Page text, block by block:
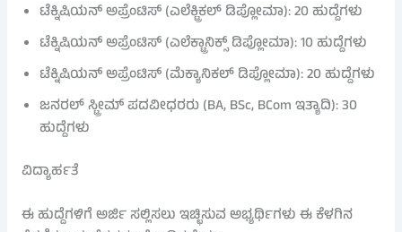
ಟೆಕ್ನಿಷಿಯನ್ ಅಪ್ರೆಂಟಿಸ್ (ಎಲೆಕ್ಟ್ರಿಕಲ್ ಡಿಪ್ಲೋಮಾ): 20 ಹುದ್ದೆಗಳು
ಟೆಕ್ನಿಷಿಯನ್ ಅಪ್ರೆಂಟಿಸ್ (ಎಲೆಕ್ಟ್ರಾನಿಕ್ಸ್ ಡಿಪ್ಲೋಮಾ): 10 ಹುದ್ದೆಗಳು
ಟೆಕ್ನಿಷಿಯನ್ ಅಪ್ರೆಂಟಿಸ್ (ಮೆಕ್ಯಾನಿಕಲ್ ಡಿಪ್ಲೋಮಾ): 20 ಹುದ್ದೆಗಳು
ಜನರಲ್ ಸ್ಟ್ರೀಮ್ ಪದವೀಧರರು (BA, BSc, BCom ಇತ್ಯಾದಿ): 30
ಹುದ್ದೆಗಳು
ವಿದ್ಯಾರ್ಹತೆ
ಈ ಹುದ್ದೆಗಳಿಗೆ ಅರ್ಜಿ ಸಲ್ಲಿಸಲು ಇಚ್ಛಿಸುವ ಅಭ್ಯರ್ಥಿಗಳು ಈ ಕೆಳಗಿನ